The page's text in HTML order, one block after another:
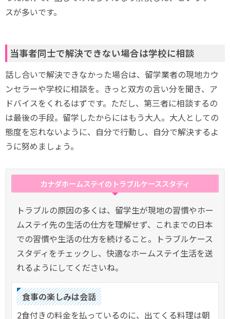
スが多いです。
当事者同士で解決できない場合は学校に相談
話し合いで解決できなかった場合は、留学業者の現地カウ
ンセラーや学校に相談を。きっと双方の言い分を聞き、ア
ドバイスをくれるはずです。ただし、第三者に相談するの
は最後の手段。留学したからにはもう大人。大人としての
態度を忘れないように、自分で行動し、自分で解決するよ
うに努めましょう。
カナダホームステイのトラブルケーススタディ
トラブルの原因の多くは、留学生が現地の習慣やホー
ムステイ先の生活の仕方を理解せず、これまでの日本
での習慣や生活の仕方を続けること。トラブルケース
スタディをチェックし、快適なホームステイ生活を送
れるようにしてくださいね。
食事の楽しみは会話
2食付きの料金を払っているのに、出てくる料理は朝